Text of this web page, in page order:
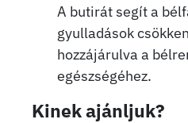
A butirát segít a
gyulladások
hozzájárulva a
egészségéhez.
Kinek ajánljuk?